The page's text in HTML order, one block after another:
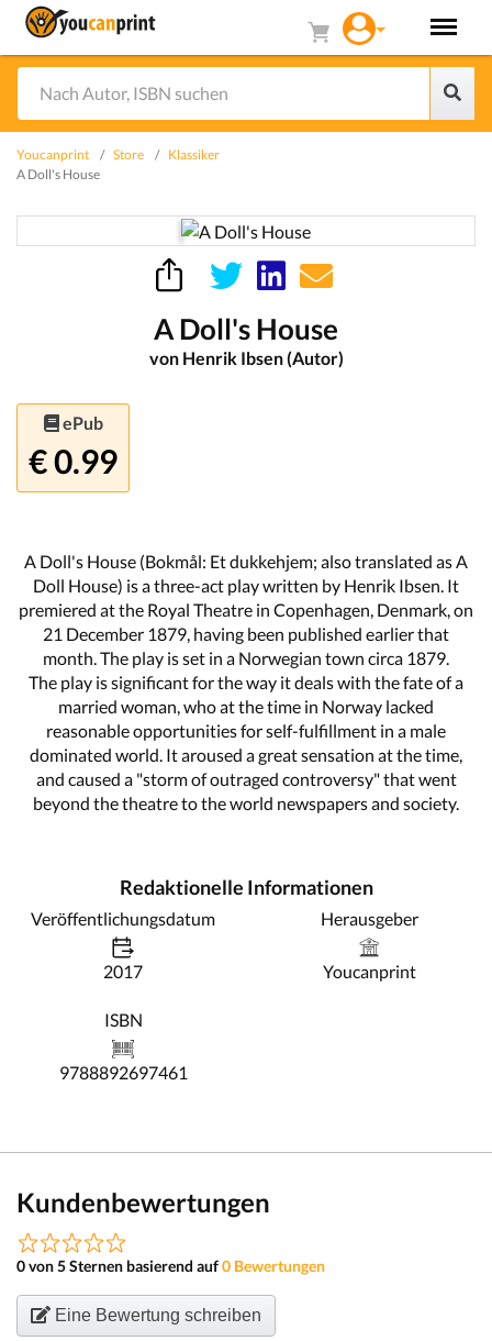
Youcanprint Store
Klassiker
A Doll's House
A Doll's House
von Henrik Ibsen (Autor)
ePub
€ 0.99
A Doll's House (Bokmål: Et dukkehjem; also translated as A
Doll House) is a three-act play written by Henrik Ibsen. It
premiered at the Royal Theatre in Copenhagen, Denmark, on
21 December 1879, having been published earlier that
month. The play is set in a Norwegian town circa 1879.
The play is significant for the way it deals with the fate of a
married woman, who at the time in Norway lacked
reasonable opportunities for self-fulfillment in a male
dominated world. It aroused a great sensation at the time,
and caused a "storm of outraged controversy" that went
beyond the theatre to the world newspapers and society.
Redaktionelle Informationen
Veröffentlichungsdatum
2017
Herausgeber
Youcanprint
ISBN
9788892697461
Kundenbewertungen
0 von 5 Sternen basierend auf0 Bewertungen
Eine Bewertung schreiben